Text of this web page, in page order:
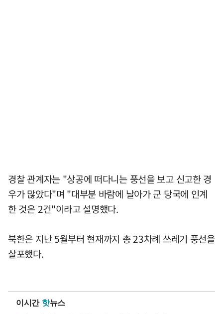
경찰 관계자는 "상공에 떠다니는 풍선을 보고 신고한 경
우가 많았다"며 "대부분 바람에 날아가 군 당국에 인계
한 것은 2건"이라고 설명했다.
북한은 지난 5월부터 현재까지 총 23차례 쓰레기 풍선을
살포했다.
이시간 핫뉴스